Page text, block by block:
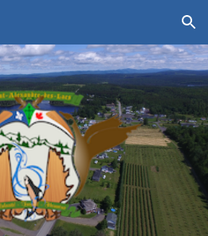
Skip to navigation